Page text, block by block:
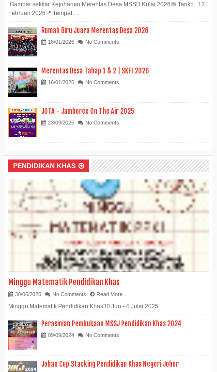
Gambar sekitar Kejohanan Merentas Desa MSSD Kulai 2026📅 Tarikh : 12
Februari 2026📍 Tempat :...
Rumah Biru Juara Merentas Desa 2026
16/01/2026 No Comments
Merentas Desa Tahap 1 & 2 | SKFI 2026
16/01/2026 No Comments
JOTA - Jamboree On The Air 2025
23/09/2025 No Comments
PENDIDIKAN KHAS
Minggu Matematik Pendidikan Khas
30/06/2025 No Comments Read More...
Minggu Matematik Pendidikan Khas30 Jun - 4 Julai 2025
Perasmian Pembukaan MSSJ Pendidikan Khas 2024
09/09/2024 No Comments
Johan Cup Stacking Pendidikan Khas Negeri Johor